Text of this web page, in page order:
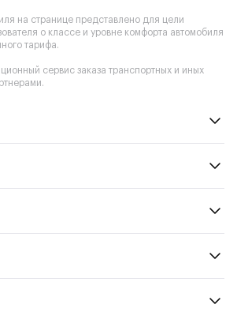
на странице представлено для цели
о классе и уровне комфорта автомобиля
тарифа.
сервис заказа транспортных и иных